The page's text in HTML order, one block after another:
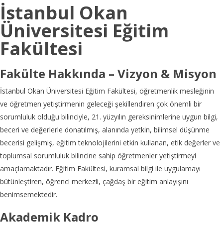
İstanbul Okan
Üniversitesi Eğitim
Fakültesi
Fakülte Hakkında – Vizyon & Misyon
İstanbul Okan Üniversitesi Eğitim Fakültesi, öğretmenlik mesleğinin
ve öğretmen yetiştirmenin geleceği şekillendiren çok önemli bir
sorumluluk olduğu bilinciyle, 21. yüzyılın gereksinimlerine uygun bilgi,
beceri ve değerlerle donatılmış, alanında yetkin, bilimsel düşünme
becerisi gelişmiş, eğitim teknolojilerini etkin kullanan, etik değerler ve
toplumsal sorumluluk bilincine sahip öğretmenler yetiştirmeyi
amaçlamaktadır. Eğitim Fakültesi, kuramsal bilgi ile uygulamayı
bütünleştiren, öğrenci merkezli, çağdaş bir eğitim anlayışını
benimsemektedir.
Akademik Kadro